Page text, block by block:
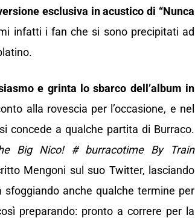
esclusiva in acustico di “Nunca
infatti i fan che si sono precipitati ad
e grinta lo sbarco dell’album in
alla rovescia per l’occasione, e nel
concede a qualche partita di Burraco.
Big Nico! # burracotime By Train
Mengoni sul suo Twitter, lasciando
anche qualche termine per
preparando: pronto a correre per la